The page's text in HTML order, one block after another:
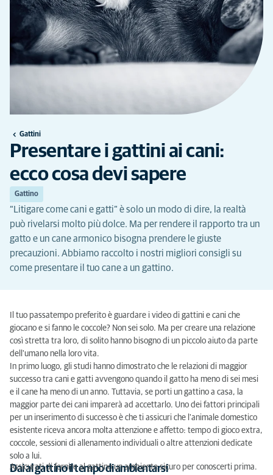
Gattini
Presentare i gattini ai cani:
ecco cosa devi sapere
Gattino
“Litigare come cani e gatti” è solo un modo di dire, la realtà
può rivelarsi molto più dolce. Ma per rendere il rapporto tra un
gatto e un cane armonico bisogna prendere le giuste
precauzioni. Abbiamo raccolto i nostri migliori consigli su
come presentare il tuo cane a un gattino.
Il tuo passatempo preferito è guardare i video di gattini e cani che
giocano e si fanno le coccole? Non sei solo. Ma per creare una relazione
così stretta tra loro, di solito hanno bisogno di un piccolo aiuto da parte
dell'umano nella loro vita.
In primo luogo, gli studi hanno dimostrato che le relazioni di maggior
successo tra cani e gatti avvengono quando il gatto ha meno di sei mesi
e il cane ha meno di un anno. Tuttavia, se porti un gattino a casa, la
maggior parte dei cani imparerà ad accettarlo. Uno dei fattori principali
per un inserimento di successo è che ti assicuri che l'animale domestico
esistente riceva ancora molta attenzione e affetto: tempo di gioco extra,
coccole, sessioni di allenamento individuali o altre attenzioni dedicate
solo a lui.
Dai al gattino il tempo di ambientarsi
Assicurati di fornire al gattino un ambiente sicuro per conoscerti prima.